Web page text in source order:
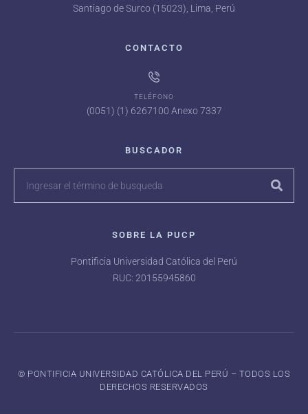
Santiago de Surco (15023), Lima, Perú
CONTACTO
TELÉFONO
(0051) (1) 6267100 Anexo 7337
BUSCADOR
SOBRE LA PUCP
Pontificia Universidad Católica del Perú
RUC: 20155945860
©️ PONTIFICIA UNIVERSIDAD CATÓLICA DEL PERÚ – TODOS LOS
DERECHOS RESERVADOS